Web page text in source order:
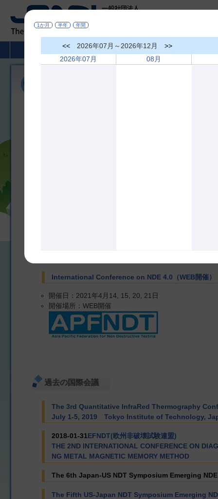
非破壊検査とは 学術活動
International Conference on NDE 4.0（WEB開催）
開催日：2021年4月14, 15, 20, 21日
開催場所：WEB開催
過去の国際会議
The 3rd Quantitative InfraRed Thermography
July 1-5, 2019 Tokyo Institute of Technology,
2018-01-31EFNDT(欧州非破壊試験連盟)
THE 2ND INTERNATIONAL CONFERENCE ON
NG METAL MAGNETIC MEMORY METHOD
The 6th Japan-US NDT Symposium Emerging
The Fifth US-Japan NDT Symposium Emerging
1か月 半年 年間
<< 2026年07月～2026年12月
>>
2026年07月
08月